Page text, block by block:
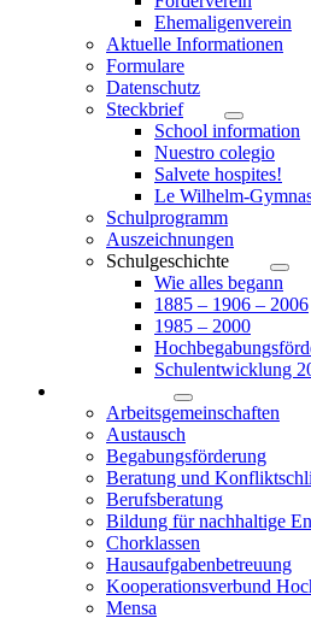
Ehemaligenverein
Aktuelle Informationen
Formulare
Datenschutz
Steckbrief
School information
Nuestro colegio
Salvete hospites!
Le Wilhelm-
Schulprogramm
Auszeichnungen
Schulgeschichte
Wie alles begann
1885 – 1906 – 2006
1985 – 2000
Schulentwicklung
Arbeitsgemeinschaften
Austausch
Begabungsförderung
Beratung und
Berufsberatung
Bildung für nachhaltige
Chorklassen
Hausaufgabenbetreuung
Kooperationsverbund
Mensa